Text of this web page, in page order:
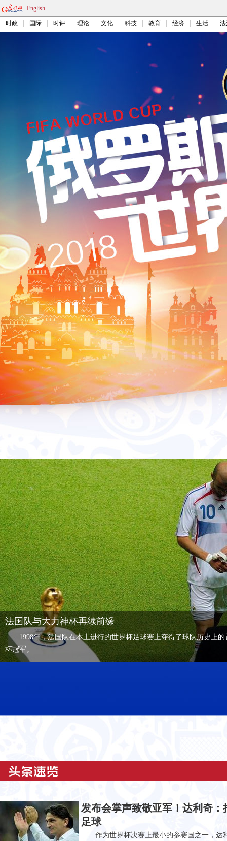
English
时政 国际 时评 理论 文化 科技 教育 经济 生活
莫德里奇和姆巴佩分获金球奖和最佳新秀奖
当日,在莫斯科进行的2018俄罗斯世界杯足球赛决赛中，法国队以
罗地亚队，继1998年后再夺世界杯冠军。
发布会掌声致敬亚军！达利奇：
足球
作为世界杯决赛上最小的参赛国之一，达